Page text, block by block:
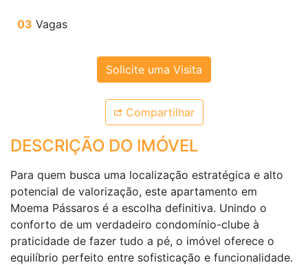
03 Vagas
Solicite uma Visita
Compartilhar
DESCRIÇÃO DO IMÓVEL
Para quem busca uma localização estratégica e alto
potencial de valorização, este apartamento em
Moema Pássaros é a escolha definitiva. Unindo o
conforto de um verdadeiro condomínio-clube à
praticidade de fazer tudo a pé, o imóvel oferece o
equilíbrio perfeito entre sofisticação e funcionalidade.